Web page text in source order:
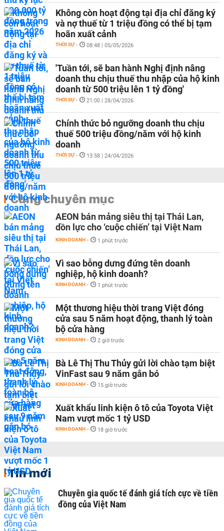
Không còn hoạt động tại địa chỉ đăng ký
và nợ thuế từ 1 triệu đồng có thể bị tạm
hoãn xuất cảnh
THỜI SỰ - 08:48 | 05/05/2026
'Tuần tới, sẽ ban hành Nghị định nâng
doanh thu chịu thuế thu nhập của hộ kinh
doanh từ 500 triệu lên 1 tỷ đồng'
THỜI SỰ - 21:00 | 28/04/2026
Chính thức bỏ ngưỡng doanh thu chịu
thuế 500 triệu đồng/năm với hộ kinh
doanh
THỜI SỰ - 13:58 | 24/04/2026
Cùng chuyên mục
AEON bán mảng siêu thị tại Thái Lan,
dồn lực cho ‘cuộc chiến’ tại Việt Nam
KINH DOANH - 1 phút trước
Vì sao bỗng dưng đứng tên doanh
nghiệp, hộ kinh doanh?
KINH DOANH - 1 phút trước
Một thương hiệu thời trang Việt đóng
cửa sau 5 năm hoạt động, thanh lý toàn
bộ cửa hàng
KINH DOANH - 2 giờ trước
Bà Lê Thị Thu Thủy gửi lời chào tạm biệt
VinFast sau 9 năm gắn bó
KINH DOANH - 15 giờ trước
Xuất khẩu linh kiện ô tô của Toyota Việt
Nam vượt mốc 1 tỷ USD
KINH DOANH - 18 giờ trước
Tin mới
Chuyên gia quốc tế đánh giá tích cực về tiền
đồng của Việt Nam